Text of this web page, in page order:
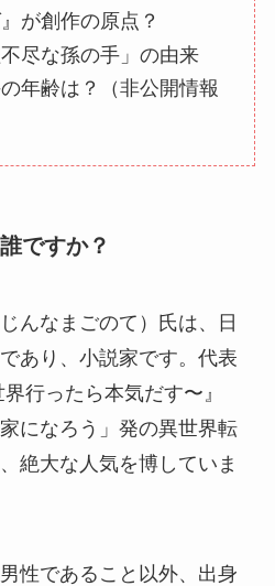
が創作の原点？
尽な孫の手」の由来
年齢は？（非公開情報
ですか？
んなまごのて）氏は、日
あり、小説家です。代表
行ったら本気だす〜』
になろう」発の異世界転
絶大な人気を博していま
性であること以外、出身